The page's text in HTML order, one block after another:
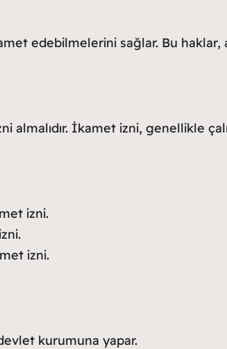
edebilmelerini sağlar. Bu haklar,
İkamet izni, genellikle
izni.
izni.
kurumuna yapar.